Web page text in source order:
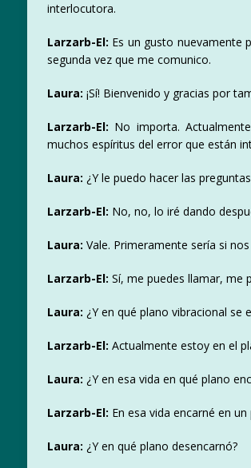
interlocutora.
Larzarb-El: Es un gusto nuevamente
segunda vez que me comunico.
Laura: ¡Sí! Bienvenido y gracias por
Larzarb-El: No importa.
muchos espíritus del error que están
Laura: ¿Y le puedo hacer las
Larzarb-El: No, no, lo iré dando
Laura: Vale. Primeramente sería si
Larzarb-El: Sí, me puedes llamar, me
Laura: ¿Y en qué plano vibracional se
Larzarb-El: Actualmente estoy en el
Laura: ¿Y en esa vida en qué plano
Larzarb-El: En esa vida encarné en
Laura: ¿Y en qué plano desencarnó?